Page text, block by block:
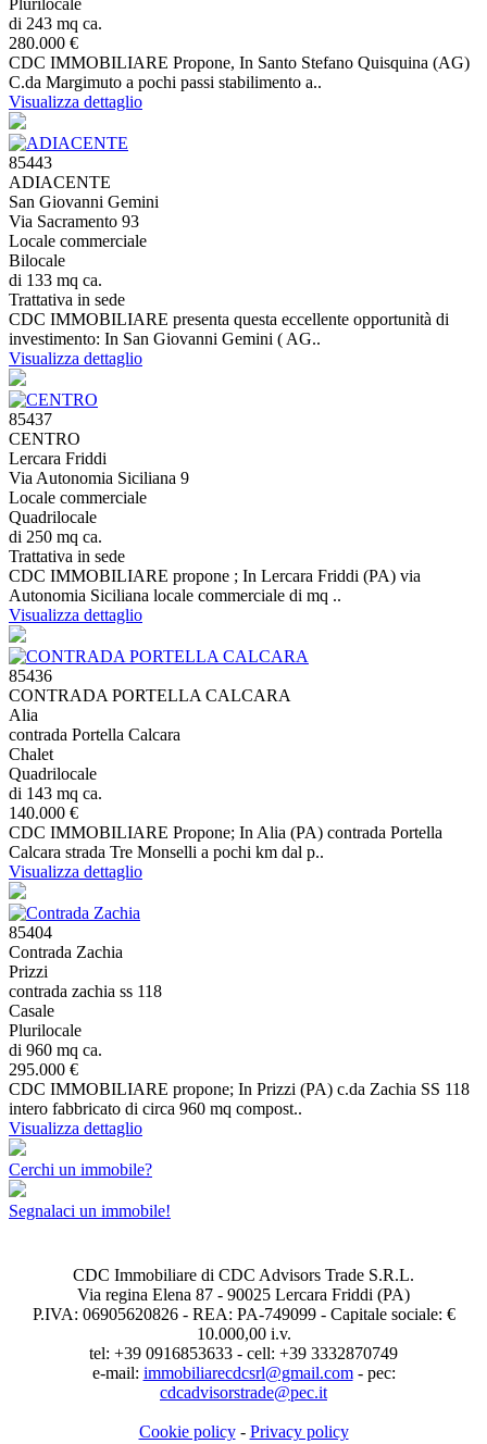
Plurilocale
di 243 mq ca.
280.000 €
CDC IMMOBILIARE Propone, In Santo Stefano Quisquina (AG)
C.da Margimuto a pochi passi stabilimento a..
Visualizza dettaglio
85443
ADIACENTE
San Giovanni Gemini
Via Sacramento 93
Locale commerciale
Bilocale
di 133 mq ca.
Trattativa in sede
CDC IMMOBILIARE presenta questa eccellente opportunità di
investimento: In San Giovanni Gemini ( AG..
Visualizza dettaglio
85437
CENTRO
Lercara Friddi
Via Autonomia Siciliana 9
Locale commerciale
Quadrilocale
di 250 mq ca.
Trattativa in sede
CDC IMMOBILIARE propone ; In Lercara Friddi (PA) via
Autonomia Siciliana locale commerciale di mq ..
Visualizza dettaglio
85436
CONTRADA PORTELLA CALCARA
Alia
contrada Portella Calcara
Chalet
Quadrilocale
di 143 mq ca.
140.000 €
CDC IMMOBILIARE Propone; In Alia (PA) contrada Portella
Calcara strada Tre Monselli a pochi km dal p..
Visualizza dettaglio
85404
Contrada Zachia
Prizzi
contrada zachia ss 118
Casale
Plurilocale
di 960 mq ca.
295.000 €
CDC IMMOBILIARE propone; In Prizzi (PA) c.da Zachia SS 118
intero fabbricato di circa 960 mq compost..
Visualizza dettaglio
Cerchi un immobile?
Segnalaci un immobile!
CDC Immobiliare di CDC Advisors Trade S.R.L.
Via regina Elena 87 - 90025 Lercara Friddi (PA)
P.IVA: 06905620826 - REA: PA-749099 - Capitale sociale: €
10.000,00 i.v.
tel: +39 0916853633 - cell: +39 3332870749
e-mail: immobiliarecdcsrl@gmail.com- pec:
cdcadvisorstrade@pec.it
Cookie policy- Privacy policy